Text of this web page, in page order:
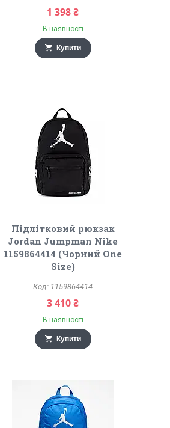
1 398 ₴
В наявності
Купити
Підлітковий рюкзак
Jordan Jumpman Nike
1159864414 (Чорний One
Size)
1159864414
3 410 ₴
В наявності
Купити